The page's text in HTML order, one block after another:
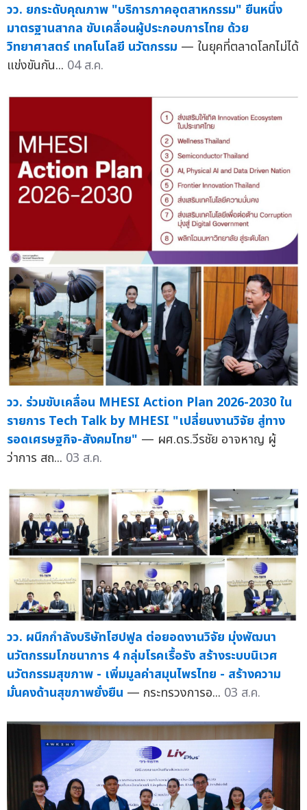
วว. ยกระดับคุณภาพ "บริการภาคอุตสาหกรรม" ยืนหนึ่ง
มาตรฐานสากล ขับเคลื่อนผู้ประกอบการไทย ด้วย
วิทยาศาสตร์ เทคโนโลยี นวัตกรรม — ในยุคที่ตลาดโลกไม่ได้
แข่งขันกัน... 04 ส.ค.
วว. ร่วมขับเคลื่อน MHESI Action Plan 2026-2030 ใน
รายการ Tech Talk by MHESI "เปลี่ยนงานวิจัย สู่ทาง
รอดเศรษฐกิจ-สังคมไทย" — ผศ.ดร.วีรชัย อาจหาญ ผู้
ว่าการ สถ... 03 ส.ค.
วว. ผนึกกำลังบริษัทโฮปฟูล ต่อยอดงานวิจัย มุ่งพัฒนา
นวัตกรรมโภชนาการ 4 กลุ่มโรคเรื้อรัง สร้างระบบนิเวศ
นวัตกรรมสุขภาพ - เพิ่มมูลค่าสมุนไพรไทย - สร้างความ
มั่นคงด้านสุขภาพยั่งยืน — กระทรวงการอ... 03 ส.ค.